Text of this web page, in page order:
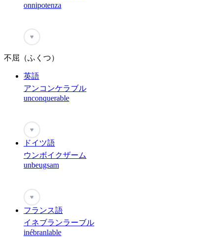
onnipotenza
♥
不屈（ふくつ）
英語
アンコンケラブル
unconquerable
♥
ドイツ語
ウンボイクザーム
unbeugsam
♥
フランス語
イネブランラーブル
inébranlable